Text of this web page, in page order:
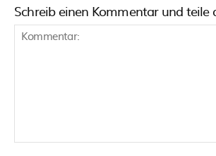
Schreib einen Kommentar und teile